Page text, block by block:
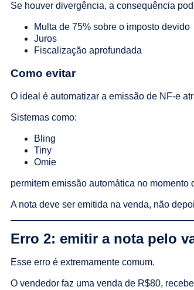
Se houver divergência, a consequência
Multa de 75% sobre o imposto devido
Juros
Fiscalização aprofundada
Como evitar
O ideal é automatizar a emissão de NF-e
Sistemas como:
Bling
Tiny
Omie
permitem emissão automática no momento
A nota deve ser emitida na venda, não
Erro 2: emitir a nota pelo
Esse erro é extremamente comum.
O vendedor faz uma venda de R$80,